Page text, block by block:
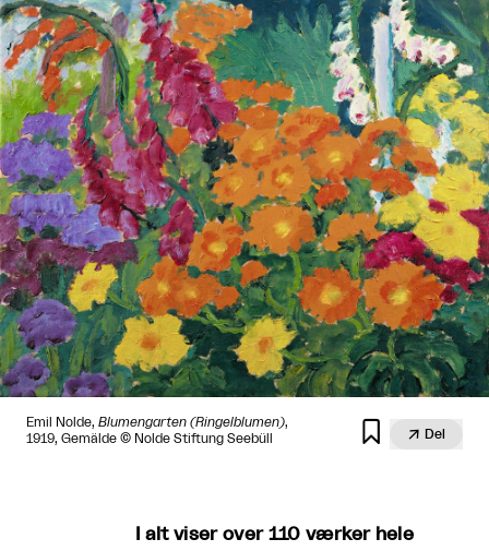
Emil Nolde, Blumengarten (Ringelblumen),
1919, Gemälde © Nolde Stiftung Seebüll
  Del
I alt viser over 110 værker hele